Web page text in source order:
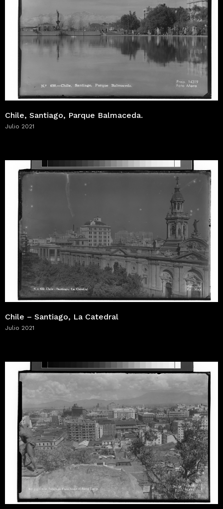
Chile, Santiago, Parque Balmaceda.
Julio 2021
Chile – Santiago, La Catedral
Julio 2021